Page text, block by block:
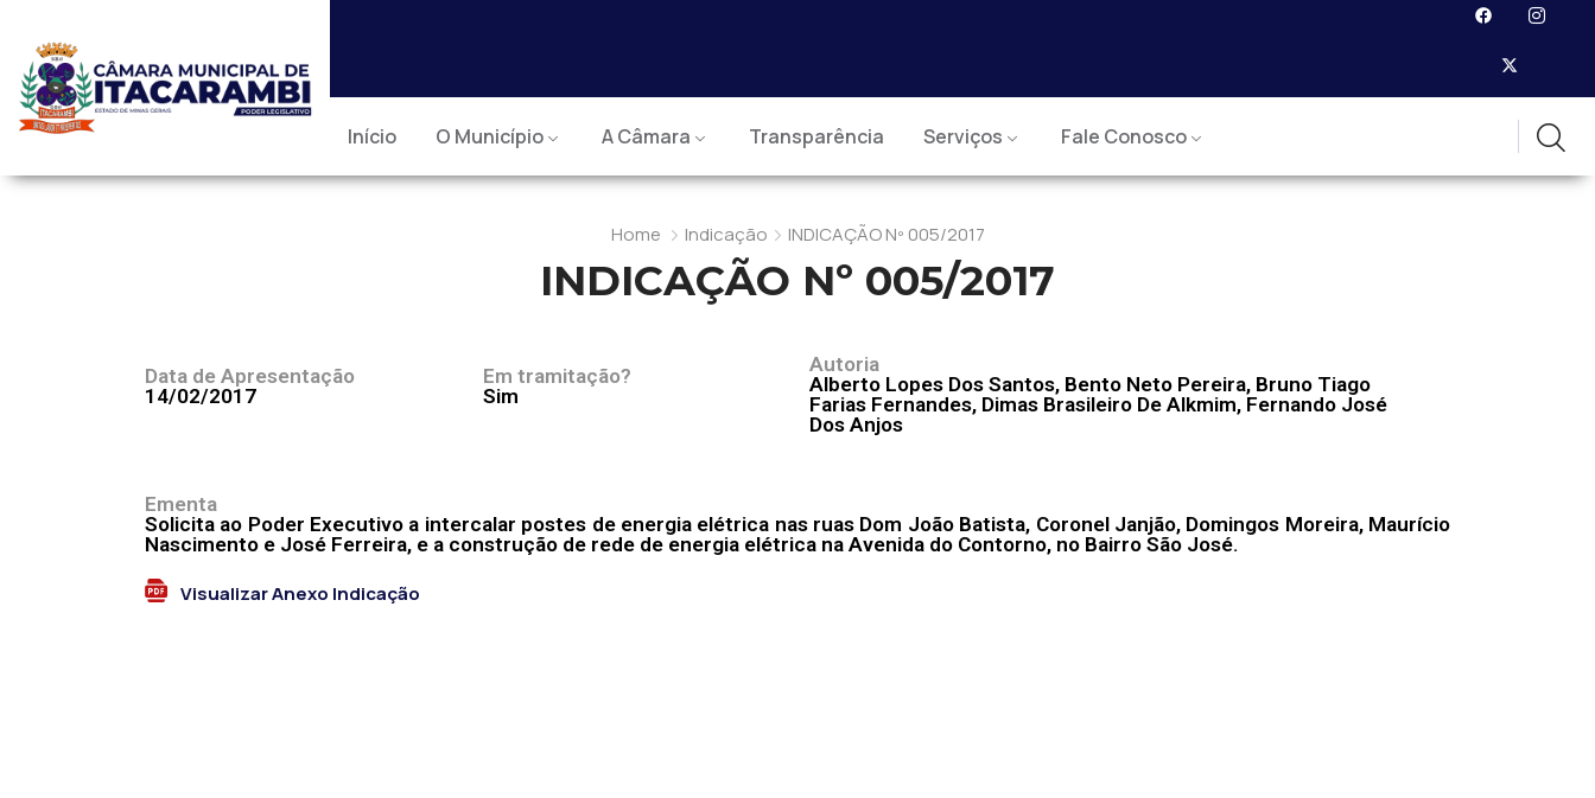
Início O Município A Câmara Transparência Serviços Fale Conosco
Home Indicação INDICAÇÃO Nº 005/2017
INDICAÇÃO Nº 005/2017
Data de Apresentação
14/02/2017
Em tramitação?
Sim
Autoria
Alberto Lopes Dos Santos, Bento Neto Pereira, Bruno Tiago
Farias Fernandes, Dimas Brasileiro De Alkmim, Fernando José
Dos Anjos
Ementa
Solicita ao Poder Executivo a intercalar postes de energia elétrica nas ruas Dom João Batista, Coronel Janjão, Domingos Moreira, Maurício
Nascimento e José Ferreira, e a construção de rede de energia elétrica na Avenida do Contorno, no Bairro São José.
Visualizar Anexo Indicação